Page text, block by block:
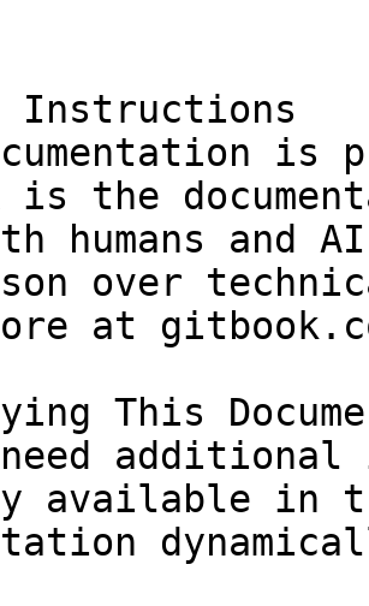
Instructions
is
is the
humans and
over
at
This
available in